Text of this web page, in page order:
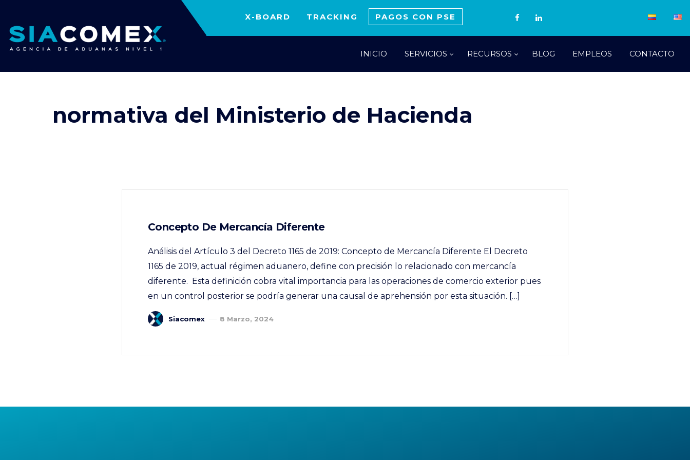
X-BOARD TRACKING PAGOS CON PSE
INICIO SERVICIOS RECURSOS BLOG EMPLEOS CONTACTO
normativa del Ministerio de Hacienda
Concepto De Mercancía Diferente
Análisis del Artículo 3 del Decreto 1165 de 2019: Concepto de Mercancía Diferente El Decreto
1165 de 2019, actual régimen aduanero, define con precisión lo relacionado con mercancía
diferente. Esta definición cobra vital importancia para las operaciones de comercio exterior pues
en un control posterior se podría generar una causal de aprehensión por esta situación. […]
Siacomex 8 Marzo, 2024